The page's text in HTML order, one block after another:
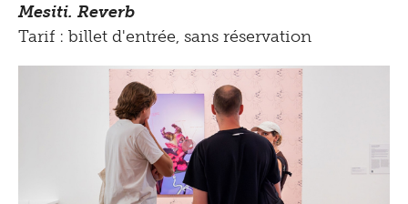
Mesiti. Reverb
Tarif : billet d'entrée, sans réservation